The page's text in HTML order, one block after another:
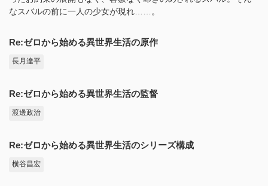
なスバルの前に一人の少女が現れ……。
Re:ゼロから始める異世界生活の原作
長月達平
Re:ゼロから始める異世界生活の監督
渡邊政治
Re:ゼロから始める異世界生活のシリーズ構成
横谷昌宏